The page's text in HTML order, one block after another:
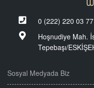
0 (222) 220 03 77
Hoşnudiye Mah.
Tepebaşı/
Sosyal Medyada Biz